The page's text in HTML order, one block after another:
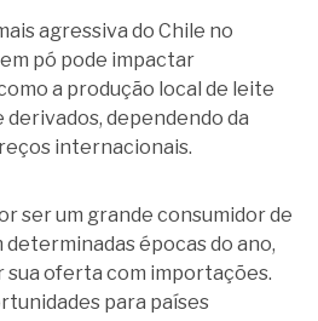
agressiva do Chile no
pó pode impactar
a produção local de leite
derivados, dependendo da
internacionais.
ser um grande consumidor de
épocas do ano,
oferta com importações.
para países